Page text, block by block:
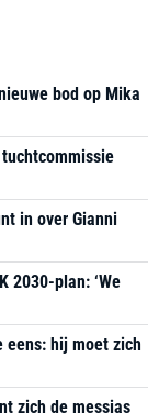
bod op Mika
in over Gianni
2030-plan: ‘We
eens: hij moet zich
zich de messias